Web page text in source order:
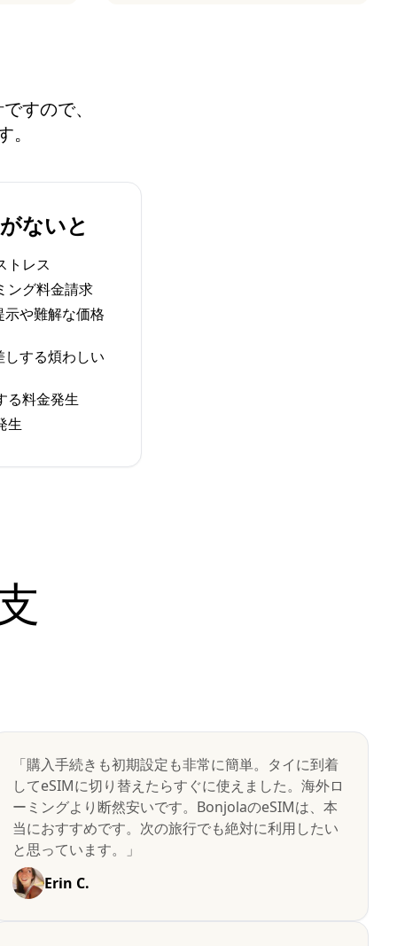
すので、
ないと
トレス
ング料金請求
や難解な価格
する煩わしい
る料金発生
生
「購入手続きも初期設定も非常に簡単。タイに到着
してeSIMに切り替えたらすぐに使えました。海外ロ
ーミングより断然安いです。BonjolaのeSIMは、本
当におすすめです。次の旅行でも絶対に利用したい
と思っています。」
Erin C.